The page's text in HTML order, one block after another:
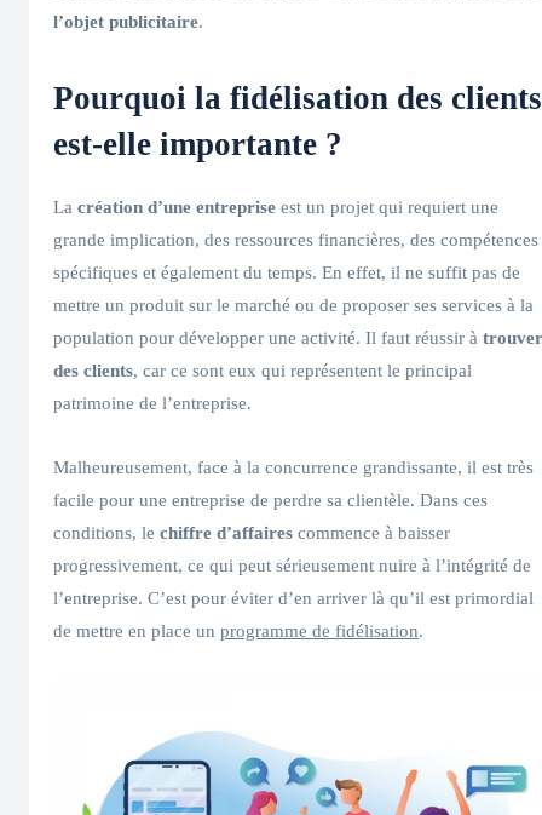
l’objet publicitaire.
Pourquoi la fidélisation des clients
est-elle importante ?
La création d’une entreprise est un projet qui requiert une
grande implication, des ressources financières, des compétences
spécifiques et également du temps. En effet, il ne suffit pas de
mettre un produit sur le marché ou de proposer ses services à la
population pour développer une activité. Il faut réussir à trouver
des clients, car ce sont eux qui représentent le principal
patrimoine de l’entreprise.
Malheureusement, face à la concurrence grandissante, il est très
facile pour une entreprise de perdre sa clientèle. Dans ces
conditions, le chiffre d’affaires commence à baisser
progressivement, ce qui peut sérieusement nuire à l’intégrité de
l’entreprise. C’est pour éviter d’en arriver là qu’il est primordial
de mettre en place un programme de fidélisation.